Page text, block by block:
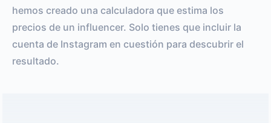
hemos creado una calculadora que estima los
precios de un influencer. Solo tienes que incluir la
cuenta de Instagram en cuestión para descubrir el
resultado.